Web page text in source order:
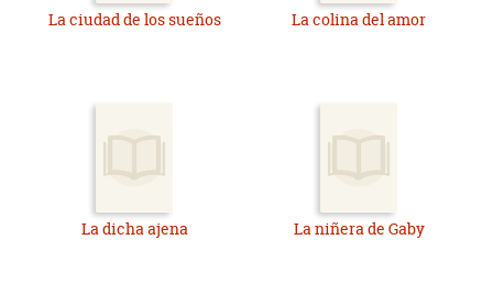
La ciudad de los sueños La colina del amor
La dicha ajena La niñera de Gaby